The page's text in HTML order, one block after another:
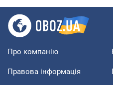
Про компанію
Правова інформація